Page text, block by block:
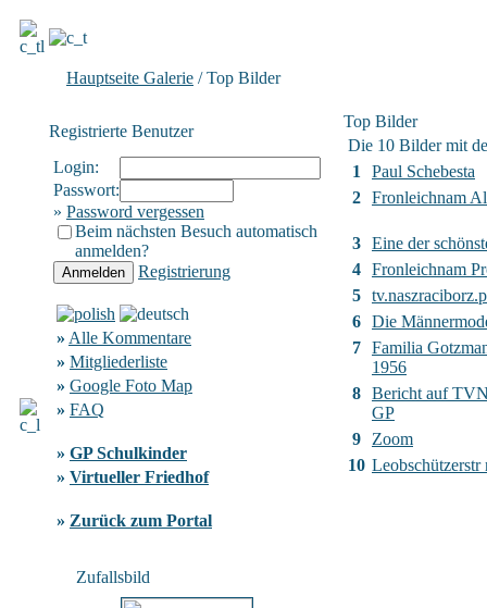
Hauptseite Galerie / Top Bilder
Registrierte Benutzer
Login:
Passwort:
» Password vergessen
Beim nächsten Besuch automatisch
anmelden?
Registrierung
» Alle Kommentare
» Mitgliederliste
» Google Foto Map
» FAQ
» GP Schulkinder
» Virtueller Friedhof
» Zurück zum Portal
Zufallsbild
Top Bilder
Die 10 Bilder mit
1
Paul Schebesta
2 Fronleichnam
3 Eine der
4 Fronleichnam
5
6 Die
7 Familia
1956
8 Bericht auf
GP
9
Zoom
10 Leobschützerstr